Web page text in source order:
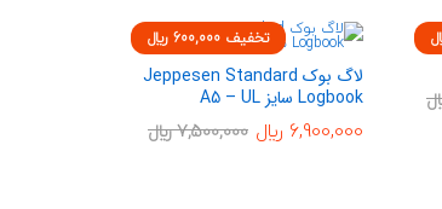
تخفیف 600,000﷼
لاگ بوک Jeppesen Standard
Logbook سایز A5 – UL
6,900,000 ﷼ 7,500,000﷼